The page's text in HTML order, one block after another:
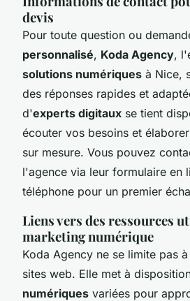
devis
Pour toute question ou
personnalisé, Koda Agency,
solutions numériques à Nice,
des réponses rapides et
d'experts digitaux se tient
écouter vos besoins et
sur mesure. Vous pouvez
l'agence via leur formulaire en
téléphone pour un premier
Liens vers des ressources
marketing numérique
Koda Agency ne se limite pas
sites web. Elle met à
numériques variées pour